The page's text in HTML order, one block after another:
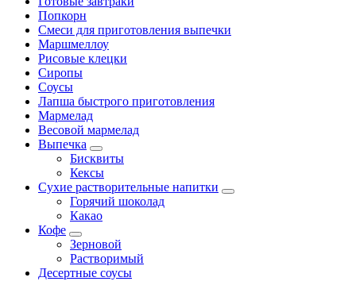
Попкорн
Смеси для приготовления выпечки
Маршмеллоу
Рисовые клецки
Сиропы
Соусы
Лапша быстрого приготовления
Мармелад
Весовой мармелад
Выпечка
Бисквиты
Кексы
Сухие растворительные напитки
Горячий шоколад
Какао
Кофе
Зерновой
Растворимый
Десертные соусы